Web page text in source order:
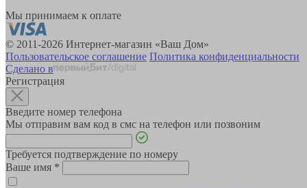
Мы принимаем к оплате
© 2011-2026 Интернет-магазин «Ваш Дом»
Пользовательское соглашение Политика конфиденциальности
Сделано в
Регистрация
Введите номер телефона
Мы отправим вам код в смс на телефон или позвоним
Требуется подтверждение по номеру
Ваше имя *